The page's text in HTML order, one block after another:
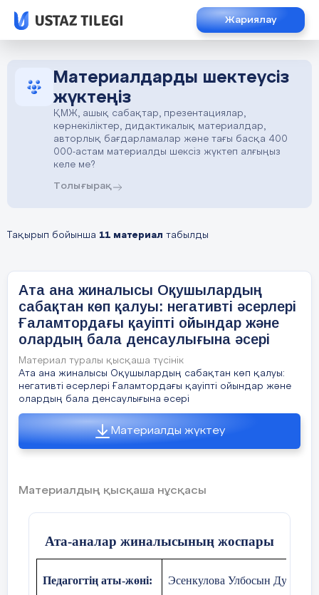
Жариялау
Материалдарды шектеусіз
жүктеңіз
ҚМЖ, ашық сабақтар, презентациялар,
көрнекіліктер, дидактикалық материалдар,
авторлық бағдарламалар және тағы басқа 400
000-астам материалды шексіз жүктеп алғыңыз
келе ме?
Толығырақ
Тақырып бойынша 11 материал табылды
Ата ана жиналысы Оқушылардың
сабақтан көп қалуы: негативті әсерлері
Ғаламтордағы қауіпті ойындар және
олардың бала денсаулығына әсері
Материал туралы қысқаша түсінік
Ата ана жиналысы Оқушылардың сабақтан көп қалуы:
негативті әсерлері Ғаламтордағы қауіпті ойындар және
олардың бала денсаулығына әсері
Материалды жүктеу
Материалдың қысқаша нұсқасы
Ата-аналар жиналысының жоспары
Педагогтің аты-жөні: Эсенкулова Улбосын